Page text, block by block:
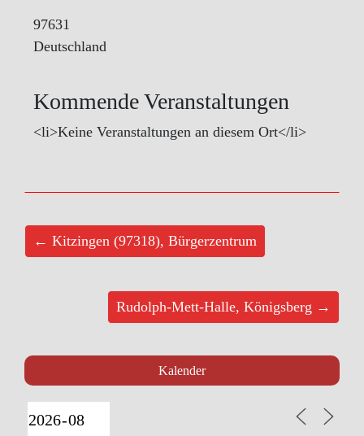
97631
Deutschland
Kommende Veranstaltungen
<li>Keine Veranstaltungen an diesem Ort</li>
← Kitzingen (97318), Bürgerzentrum
Rudolph-Mett-Halle, Königsberg →
Kalender